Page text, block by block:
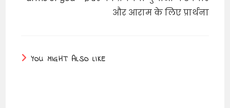
और आराम के लिए प्रार्थना
YOU MIGHT ALSO LIKE